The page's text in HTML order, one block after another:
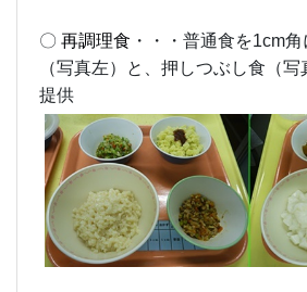
〇 再調理食 ・・・普通食を1cm
（写真左）と、押しつぶし食（
提供